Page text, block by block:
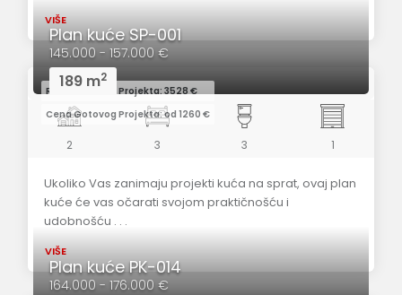
VIŠE
Redovna Cena Projekta: 3528 €
Cena Gotovog Projekta: od 1260 €
Plan kuće SP-001
145.000 - 157.000 €
189 m2
2 3 3 1
Ukoliko Vas zanimaju projekti kuća na sprat, ovaj plan
kuće će vas očarati svojom praktičnošću i
udobnošću . . .
VIŠE
Plan kuće PK-014
164.000 - 176.000 €